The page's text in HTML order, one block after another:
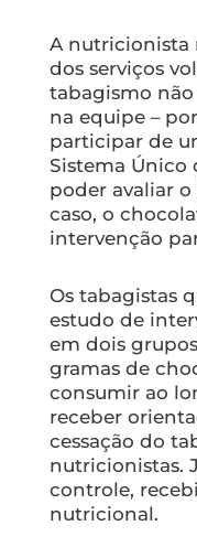
A nutricionista
dos serviços
tabagismo
na equipe –
participar de
Sistema Único
poder avaliar
caso, o
intervenção
Os tabagistas
estudo de
em dois
gramas de
consumir ao
receber
cessação do
nutricionistas.
controle,
nutricional.